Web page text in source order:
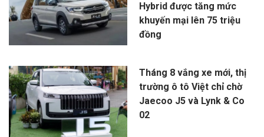
Hybrid được tăng mức
khuyến mại lên 75 triệu
đồng
Tháng 8 vắng xe mới, thị
trường ô tô Việt chỉ chờ
Jaecoo J5 và Lynk & Co
02